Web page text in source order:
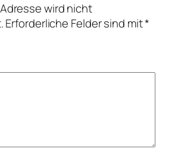
wird nicht
Erforderliche Felder sind mit*